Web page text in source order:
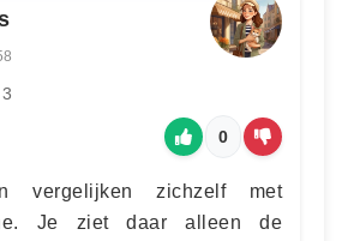
0
vergelijken zichzelf met
Je ziet daar alleen de